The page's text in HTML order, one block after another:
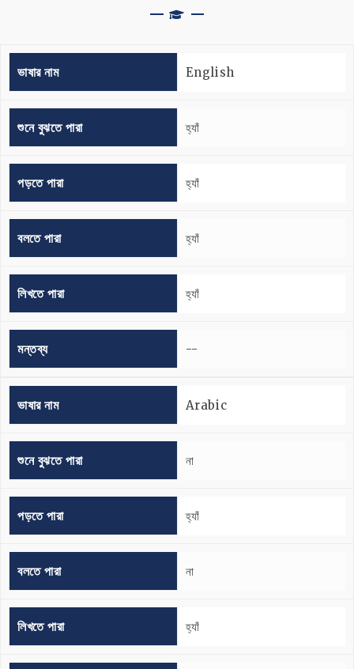
ভাষার নাম English
শুনে বুঝতে পারা হ্যাঁ
পড়তে পারা হ্যাঁ
বলতে পারা হ্যাঁ
লিখতে পারা হ্যাঁ
মন্তব্য --
ভাষার নাম Arabic
শুনে বুঝতে পারা না
পড়তে পারা হ্যাঁ
বলতে পারা না
লিখতে পারা হ্যাঁ